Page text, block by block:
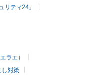
リティ24」
ラエ）
し対策